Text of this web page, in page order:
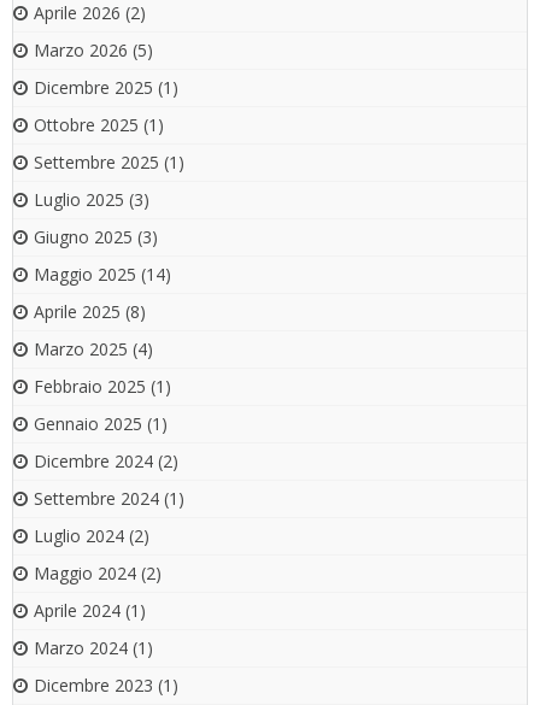
Aprile 2026 (2)
Marzo 2026 (5)
Dicembre 2025 (1)
Ottobre 2025 (1)
Settembre 2025 (1)
Luglio 2025 (3)
Giugno 2025 (3)
Maggio 2025 (14)
Aprile 2025 (8)
Marzo 2025 (4)
Febbraio 2025 (1)
Gennaio 2025 (1)
Dicembre 2024 (2)
Settembre 2024 (1)
Luglio 2024 (2)
Maggio 2024 (2)
Aprile 2024 (1)
Marzo 2024 (1)
Dicembre 2023 (1)